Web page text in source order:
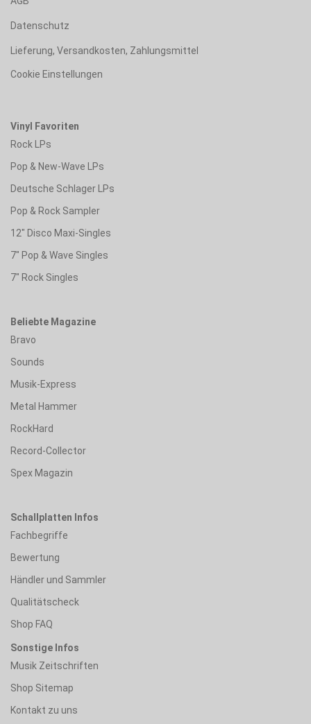
Datenschutz
Lieferung, Versandkosten, Zahlungsmittel
Cookie Einstellungen
Vinyl Favoriten
Rock LPs
Pop & New-Wave LPs
Deutsche Schlager LPs
Pop & Rock Sampler
12" Disco Maxi-Singles
7" Pop & Wave Singles
7" Rock Singles
Beliebte Magazine
Bravo
Sounds
Musik-Express
Metal Hammer
RockHard
Record-Collector
Spex Magazin
Schallplatten Infos
Fachbegriffe
Bewertung
Händler und Sammler
Qualitätscheck
Shop FAQ
Sonstige Infos
Musik Zeitschriften
Shop Sitemap
Kontakt zu uns